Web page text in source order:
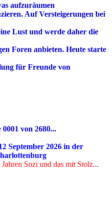
aufzuräumen
Auf Versteigerungen bei
Lust und werde daher die
Foren anbieten. Heute starte
für Freunde von
0001 von 2680...
September 2026 in der
Sozi und das mit Stolz...